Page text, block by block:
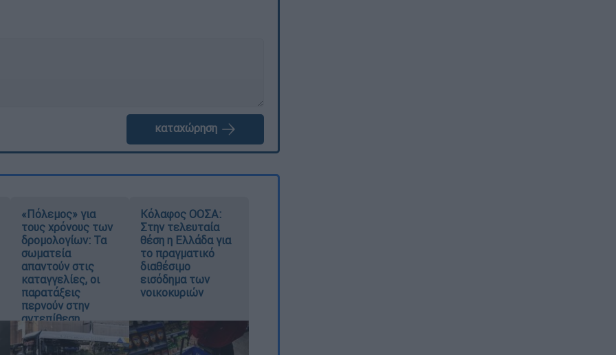
καταχώρηση
«Πόλεμος» για
τους χρόνους των
δρομολογίων: Τα
σωματεία
απαντούν στις
καταγγελίες, οι
παρατάξεις
περνούν στην
αντεπίθεση
Κόλαφος ΟΟΣΑ:
Στην τελευταία
θέση η Ελλάδα για
το πραγματικό
διαθέσιμο
εισόδημα των
νοικοκυριών